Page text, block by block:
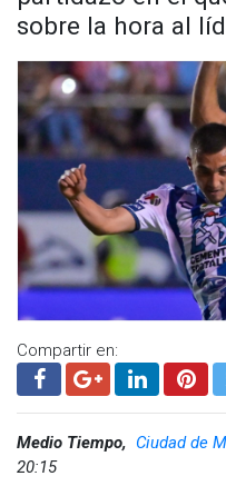
sobre la hora al
Compartir en:
Medio Tiempo, Ciudad de
20:15